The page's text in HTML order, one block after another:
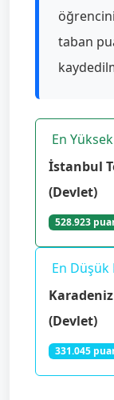
taban
En
İstanbul
(Devlet)
528.923
En Düşük
(Devlet)
331.045